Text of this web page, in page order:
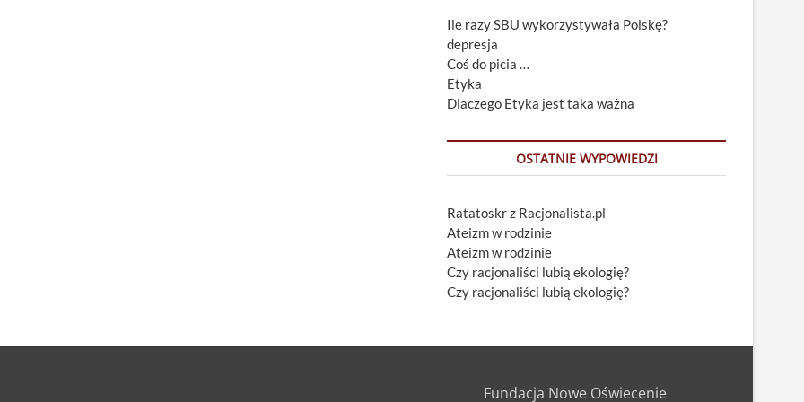
Ile razy SBU wykorzystywała Polskę?
depresja
Coś do picia …
Etyka
Dlaczego Etyka jest taka ważna
OSTATNIE WYPOWIEDZI
Ratatoskr z Racjonalista.pl
Ateizm w rodzinie
Ateizm w rodzinie
Czy racjonaliści lubią ekologię?
Czy racjonaliści lubią ekologię?
Fundacja Nowe Oświecenie